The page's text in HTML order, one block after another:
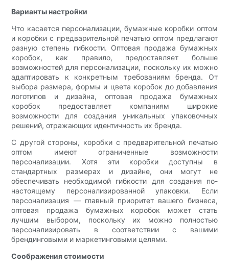
Варианты настройки
Что касается персонализации, бумажные коробки оптом
и коробки с предварительной печатью оптом предлагают
разную степень гибкости. Оптовая продажа бумажных
коробок, как правило, предоставляет больше
возможностей для персонализации, поскольку их можно
адаптировать к конкретным требованиям бренда. От
выбора размера, формы и цвета коробок до добавления
логотипов и дизайна, оптовая продажа бумажных
коробок предоставляет компаниям широкие
возможности для создания уникальных упаковочных
решений, отражающих идентичность их бренда.
С другой стороны, коробки с предварительной печатью
оптом имеют ограниченные возможности
персонализации. Хотя эти коробки доступны в
стандартных размерах и дизайне, они могут не
обеспечивать необходимой гибкости для создания по-
настоящему персонализированной упаковки. Если
персонализация — главный приоритет вашего бизнеса,
оптовая продажа бумажных коробок может стать
лучшим выбором, поскольку их можно полностью
персонализировать в соответствии с вашими
брендинговыми и маркетинговыми целями.
Соображения стоимости